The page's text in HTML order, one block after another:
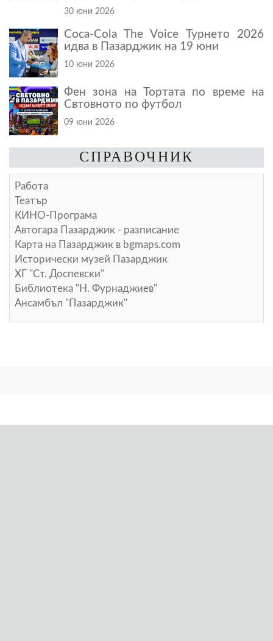
30 юни 2026
Coca-Cola The Voice Турнето 2026
идва в Пазарджик на 19 юни
10 юни 2026
Фен зона на Тортата по време на
Свтовното по футбол
09 юни 2026
СПРАВОЧНИК
Работа
Театър
КИНО-Програма
Автогара Пазарджик - разписание
Карта на Пазарджик в bgmaps.com
Исторически музей Пазарджик
ХГ "Ст. Доспевски"
Библиотека "Н. Фурнаджиев"
Ансамбъл "Пазарджик"